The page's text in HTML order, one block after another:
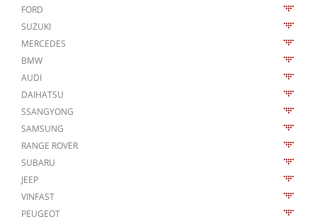
FORD
SUZUKI
MERCEDES
BMW
AUDI
DAIHATSU
SSANGYONG
SAMSUNG
RANGE ROVER
SUBARU
JEEP
VINFAST
PEUGEOT